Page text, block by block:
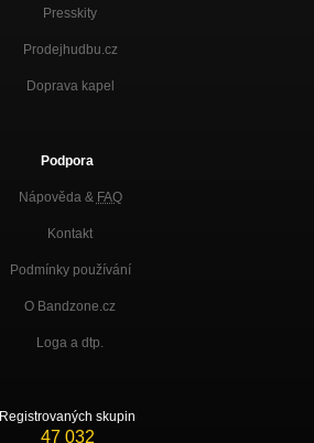
Presskity
Prodejhudbu.cz
Doprava kapel
Podpora
Nápověda & FAQ
Kontakt
Podmínky používání
O Bandzone.cz
Loga a dtp.
Registrovaných skupin
47 032